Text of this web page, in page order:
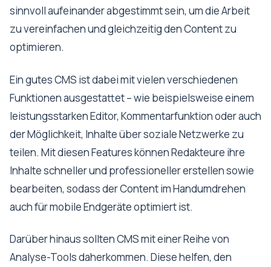
sinnvoll aufeinander abgestimmt sein, um die Arbeit
zu vereinfachen und gleichzeitig den Content zu
optimieren.
Ein gutes CMS ist dabei mit vielen verschiedenen
Funktionen ausgestattet – wie beispielsweise einem
leistungsstarken Editor, Kommentarfunktion oder auch
der Möglichkeit, Inhalte über soziale Netzwerke zu
teilen. Mit diesen Features können Redakteure ihre
Inhalte schneller und professioneller erstellen sowie
bearbeiten, sodass der Content im Handumdrehen
auch für mobile Endgeräte optimiert ist.
Darüber hinaus sollten CMS mit einer Reihe von
Analyse-Tools daherkommen. Diese helfen, den